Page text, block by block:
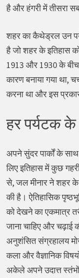
है और हंगरी में तीसरा
शहर का कैथेड्रल उन
है जो शहर के इतिहास
1913 और 1930 के बीच
कारण बनाया गया था,
करना था और इस
हर पर्यटक के
अपने सुंदर पार्कों के
लिए इतिहास में कुछ
से, जल मीनार ने शहर
की है। ऐतिहासिक
को देखने का एकमात्र
जाना चाहिए और चढ़ाई
अनुशंसित संग्रहालय
कला और वैज्ञानिक
अकेले अपने उदात्त